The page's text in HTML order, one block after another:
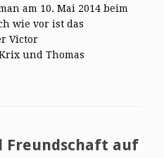
am 10. Mai 2014 beim
wie vor ist das
Victor
und Thomas
Freundschaft auf